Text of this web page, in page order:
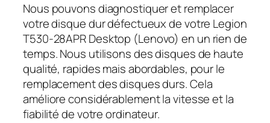
Nous pouvons diagnostiquer et remplacer
votre disque dur défectueux de votre Legion
T530-28APR Desktop (Lenovo) en un rien de
temps. Nous utilisons des disques de haute
qualité, rapides mais abordables, pour le
remplacement des disques durs. Cela
améliore considérablement la vitesse et la
fiabilité de votre ordinateur.